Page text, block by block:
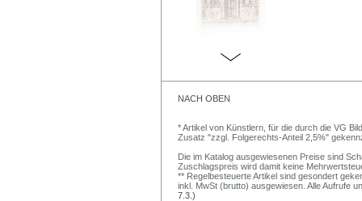
NACH OBEN
* Artikel von Künstlern, für die durch die VG
Zusatz "zzgl. Folgerechts-Anteil 2,5%"
Die im Katalog ausgewiesenen Preise sind
Zuschlagspreis wird damit keine
** Regelbesteuerte Artikel sind gesondert
inkl. MwSt (brutto) ausgewiesen. Alle Aufrufe
7.3.)